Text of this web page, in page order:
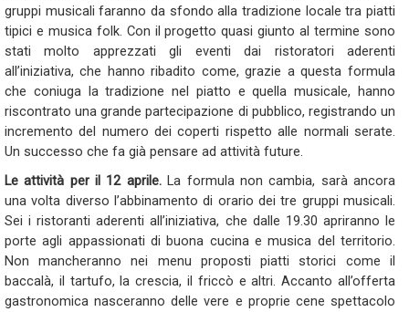
gruppi musicali faranno da sfondo alla tradizione locale tra piatti
tipici e musica folk. Con il progetto quasi giunto al termine sono
stati molto apprezzati gli eventi dai ristoratori aderenti
all’iniziativa, che hanno ribadito come, grazie a questa formula
che coniuga la tradizione nel piatto e quella musicale, hanno
riscontrato una grande partecipazione di pubblico, registrando un
incremento del numero dei coperti rispetto alle normali serate.
Un successo che fa già pensare ad attività future.
Le attività per il 12 aprile.La formula non cambia, sarà ancora
una volta diverso l’abbinamento di orario dei tre gruppi musicali.
Sei i ristoranti aderenti all’iniziativa, che dalle 19.30 apriranno le
porte agli appassionati di buona cucina e musica del territorio.
Non mancheranno nei menu proposti piatti storici come il
baccalà, il tartufo, la crescia, il friccò e altri. Accanto all’offerta
gastronomica nasceranno delle vere e proprie cene spettacolo